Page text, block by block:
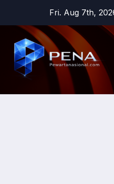
Fri. Aug 7th,